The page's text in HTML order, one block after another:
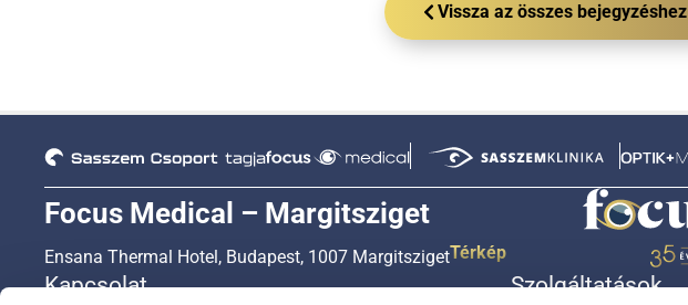
Vissza az összes bejegyzéshez
Focus Medical – Margitsziget
Ensana Thermal Hotel, Budapest, 1007 MargitszigetTérkép
Kapcsolat Szolgáltatások